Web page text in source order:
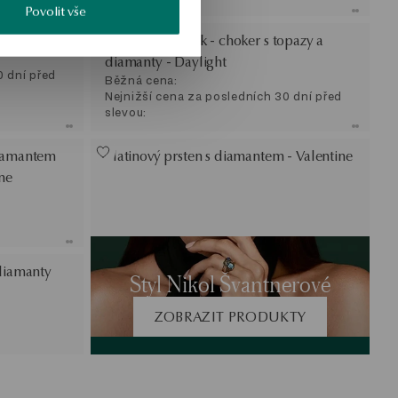
Povolit vše
dní před
SALE
Zlatý náhrdelník - choker s topazy a
diamanty - Daylight
Běžná cena:
Nejnižší cena za posledních 30 dní před
slevou:
Platinový prsten s diamantem - Valentine
Styl Nikol Švantnerové
ZOBRAZIT PRODUKTY